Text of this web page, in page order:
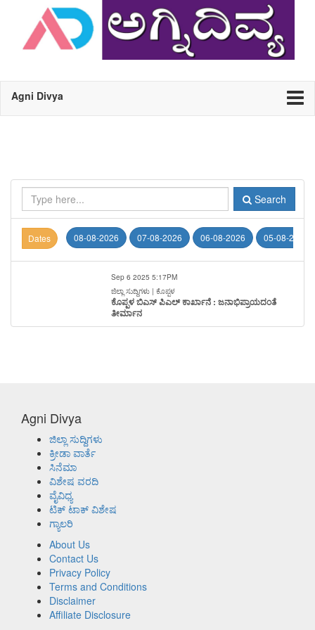
Agni Divya
Search
Dates 08-08-2026 07-08-2026 06-08-2026 05-08-2026
Sep 6 2025 5:17PM
ಜಿಲ್ಲಾ ಸುದ್ದಿಗಳು | ಕೊಪ್ಪಳ
ಕೊಪ್ಪಳ ಬಿಎಸ್ ಪಿಎಲ್ ಕಾರ್ಖಾನೆ : ಜನಾಭಿಪ್ರಾಯದಂತೆ
ತೀರ್ಮಾನ
Agni Divya
ಜಿಲ್ಲಾ ಸುದ್ದಿಗಳು
ಕ್ರೀಡಾ ವಾರ್ತೆ
ಸಿನೆಮಾ
ವಿಶೇಷ ವರದಿ
ವೈವಿಧ್ಯ
ಟಿಕ್ ಟಾಕ್ ವಿಶೇಷ
ಗ್ಯಾಲರಿ
About Us
Contact Us
Privacy Policy
Terms and Conditions
Disclaimer
Affiliate Disclosure